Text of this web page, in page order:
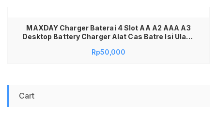
MAXDAY Charger Baterai 4 Slot AA A2 AAA A3
Desktop Battery Charger Alat Cas Batre Isi Ulang
Remote TV AC Kamera Digital Mouse Wireless
Rp50,000
Cart